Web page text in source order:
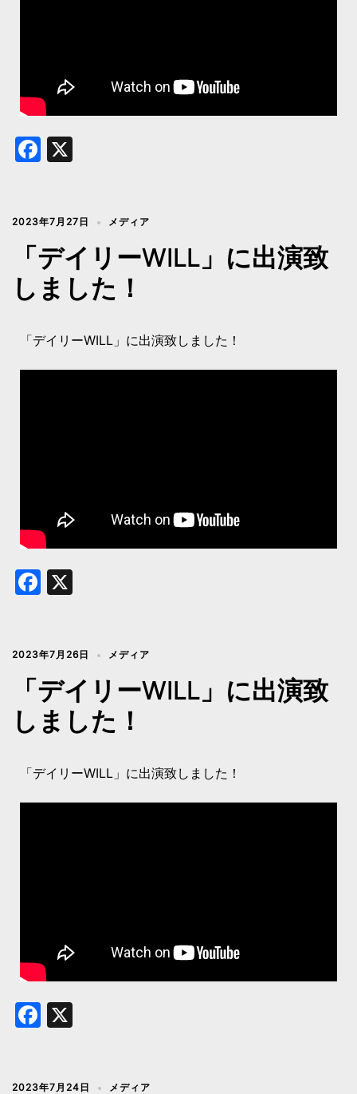
Facebook
2023年7月27日 メディア
「デイリーWILL」に出演致
しました！
「デイリーWILL」に出演致しました！
Facebook
2023年7月26日 メディア
「デイリーWILL」に出演致
しました！
「デイリーWILL」に出演致しました！
Facebook
2023年7月24日 メディア